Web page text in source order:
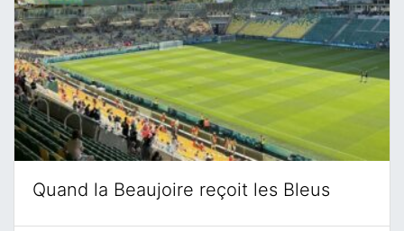
Quand la Beaujoire reçoit les Bleus